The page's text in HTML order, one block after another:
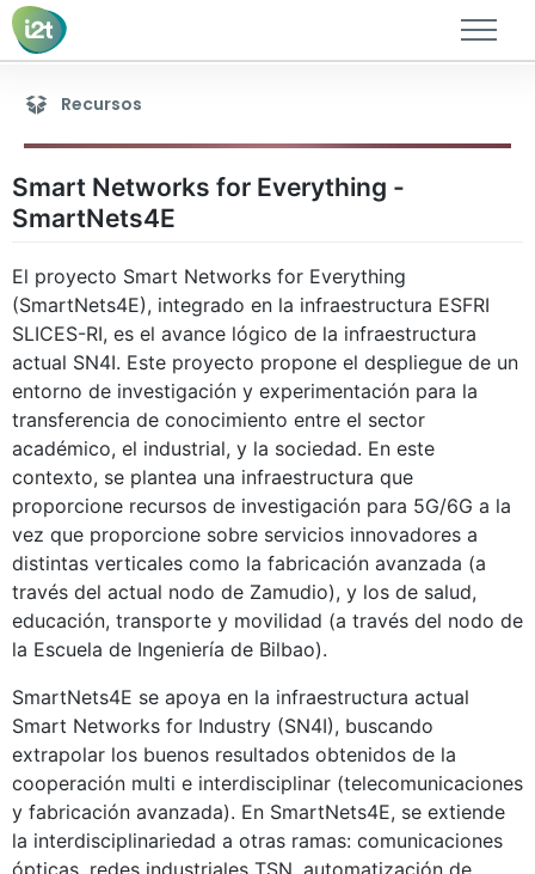
Líneas
Publicaciones
Tesis
Proyectos de investigación
Recursos
Contacto
Recursos
Smart Networks for Everything -
SmartNets4E
El proyecto Smart Networks for Everything
(SmartNets4E), integrado en la infraestructura ESFRI
SLICES-RI, es el avance lógico de la infraestructura
actual SN4I. Este proyecto propone el despliegue de un
entorno de investigación y experimentación para la
transferencia de conocimiento entre el sector
académico, el industrial, y la sociedad. En este
contexto, se plantea una infraestructura que
proporcione recursos de investigación para 5G/6G a la
vez que proporcione sobre servicios innovadores a
distintas verticales como la fabricación avanzada (a
través del actual nodo de Zamudio), y los de salud,
educación, transporte y movilidad (a través del nodo de
la Escuela de Ingeniería de Bilbao).
SmartNets4E se apoya en la infraestructura actual
Smart Networks for Industry (SN4I), buscando
extrapolar los buenos resultados obtenidos de la
cooperación multi e interdisciplinar (telecomunicaciones
y fabricación avanzada). En SmartNets4E, se extiende
la interdisciplinariedad a otras ramas: comunicaciones